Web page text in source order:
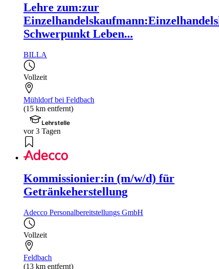
Lehre zum:zur
Schwerpunkt Leben...
BILLA
Vollzeit
Mühldorf bei Feldbach
(15 km entfernt)
Lehrstelle
vor 3 Tagen
Kommissionier:in (m/w/d) für
Getränkeherstellung
Adecco Personalbereitstellungs GmbH
Vollzeit
Feldbach
(13 km entfernt)